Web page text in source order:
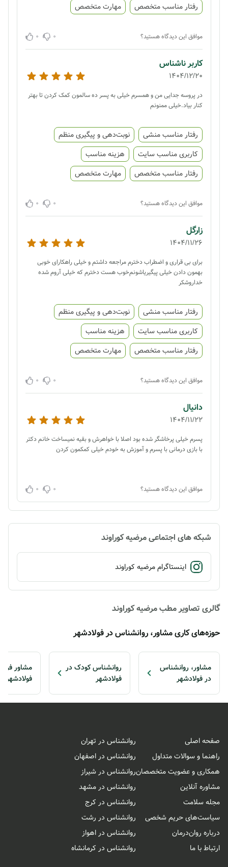
رفتار مناسب متخصص
مهارت متخصص
موافق این دیدگاه هستید؟ 0
0
کاربر ناشناس
1404/12/20
در پروسه جدایی من و همسرم خیلی به پسر ده سالمون کمک کردن تا بهتر
کنار بیاد.خیلی ممنونم
رفتار مناسب منشی
نوبت‌دهی و پیگیری منظم
کاربری مناسب سایت
هزینه مناسب
رفتار مناسب متخصص
مهارت متخصص
موافق این دیدگاه هستید؟ 0
0
زارگل
1404/11/26
برای بی قراری و اضطراب دخترم مراجعه داشتم و خیلی راهکارای خوبی
بهمون دادن خیلی پیگیریاشونم‌خوب هست دخترم که خیلی آروم شده
خداروشکر
رفتار مناسب منشی
نوبت‌دهی و پیگیری منظم
کاربری مناسب سایت
هزینه مناسب
رفتار مناسب متخصص
مهارت متخصص
موافق این دیدگاه هستید؟ 0
0
دانیال
1404/11/22
پسرم خیلی پرخاشگر شده بود اصلا با خواهرش و بقیه نمیساخت خانم دکتر
با بازی درمانی با پسرم و آموزش به خودم خیلی کمکمون کردن
موافق این دیدگاه هستید؟ 0
0
شبکه های اجتماعی مرضیه کوراوند
اینستاگرام مرضیه کوراوند
گالری تصاویر مطب مرضیه کوراوند
حوزه‌های کاری مشاور، روانشناس در فولادشهر
مشاور، روانشناس
در فولادشهر
روانشناس کودک در
فولادشهر
مشاور
فولادشهر
صفحه اصلی
راهنما و سوالات متداول
همکاری و عضویت متخصصان
مشاوره آنلاین
مجله سلامت
سیاست‌های حریم شخصی
درباره روان‌درمان
ارتباط با ما
روانشناس در تهران
روانشناس در اصفهان
روانشناس در شیراز
روانشناس در مشهد
روانشناس در کرج
روانشناس در رشت
روانشناس در اهواز
روانشناس در کرمانشاه